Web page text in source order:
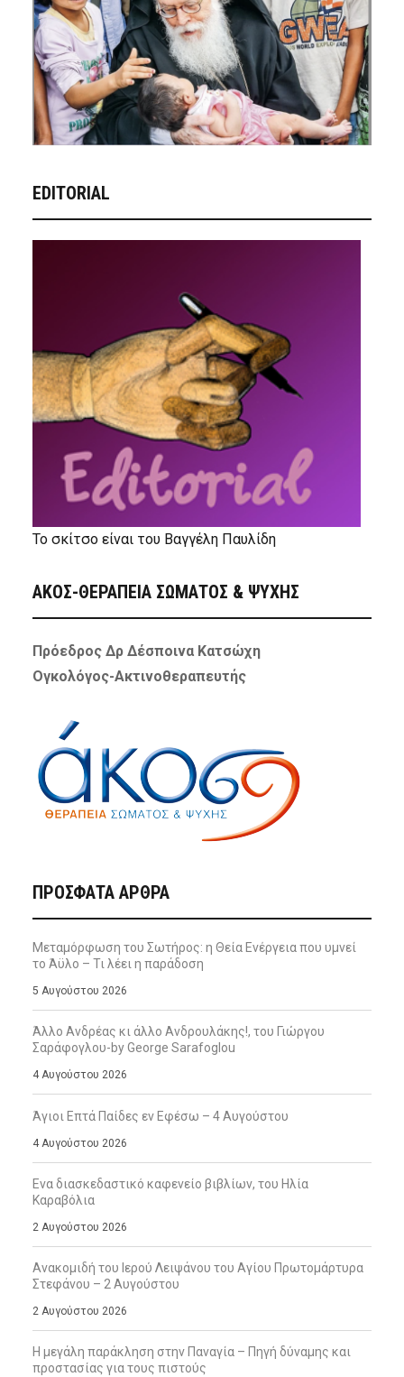
EDITORIAL
Το σκίτσο είναι του Βαγγέλη Παυλίδη
ΑΚΟΣ-ΘΕΡΑΠΕΙΑ ΣΩΜΑΤΟΣ & ΨΥΧΗΣ
Πρόεδρος Δρ Δέσποινα Κατσώχη
Ογκολόγος-Ακτινοθεραπευτής
ΠΡΌΣΦΑΤΑ ΆΡΘΡΑ
Μεταμόρφωση του Σωτήρος: η Θεία Ενέργεια που υμνεί
το Άϋλο – Τι λέει η παράδοση
5 Αυγούστου 2026
Άλλο Ανδρέας κι άλλο Ανδρουλάκης!, του Γιώργου
Σαράφογλου-by George Sarafoglou
4 Αυγούστου 2026
Άγιοι Επτά Παίδες εν Εφέσω – 4 Αυγούστου
4 Αυγούστου 2026
Ενα διασκεδαστικό καφενείο βιβλίων, του Ηλία
Καραβόλια
2 Αυγούστου 2026
Ανακομιδή του Ιερού Λειψάνου του Αγίου Πρωτομάρτυρα
Στεφάνου – 2 Αυγούστου
2 Αυγούστου 2026
Η μεγάλη παράκληση στην Παναγία – Πηγή δύναμης και
προστασίας για τους πιστούς